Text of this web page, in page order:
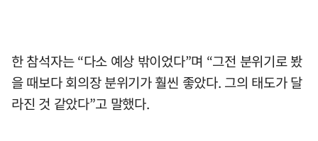
한 참석자는 “다소 예상 밖이었다”며 “그전 분위기로 봤
을 때보다 회의장 분위기가 훨씬 좋았다. 그의 태도가 달
라진 것 같았다”고 말했다.